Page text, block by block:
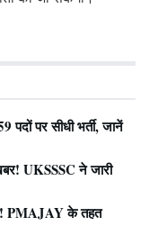
पर सीधी भर्ती, जानें
UKSSSC ने जारी
PMAJAY के तहत